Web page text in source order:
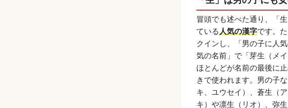
冒頭でも述べた通り、「
ている人気の漢字です。
クインし、「男の子に人
気の名前」で「芽生（メ
ほとんどが名前の最後に
きで使われます。男の子
キ、ユウセイ）、蒼生（
キ）や凛生（リオ）、弥